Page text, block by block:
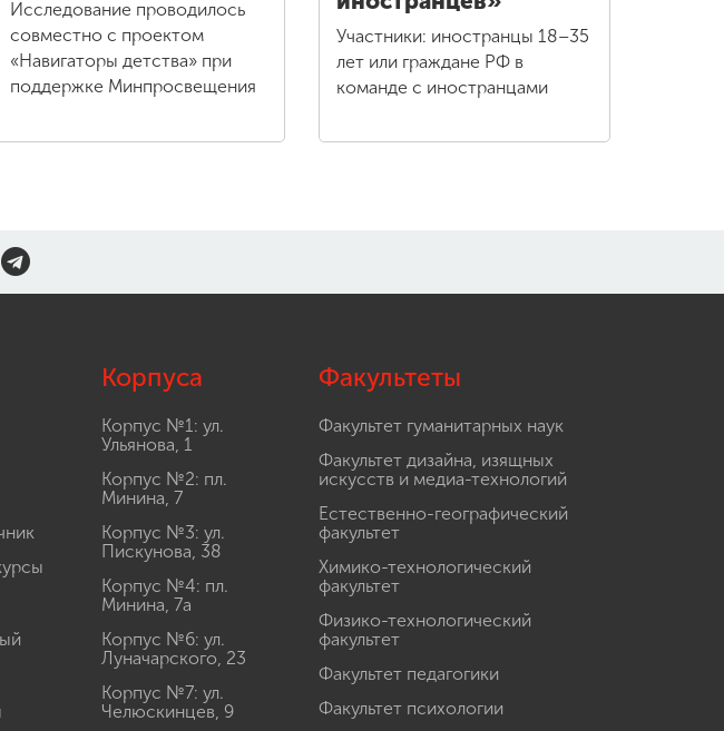
Исследование проводилось
совместно с проектом
«Навигаторы детства» при
поддержке Минпросвещения
Участники: иностранцы 18–35
лет или граждане РФ в
команде с иностранцами
Корпуса
Корпус №1: ул.
Ульянова, 1
Корпус №2: пл.
Минина, 7
Корпус №3: ул.
Пискунова, 38
Корпус №4: пл.
Минина, 7а
Корпус №6: ул.
Луначарского, 23
Корпус №7: ул.
Челюскинцев, 9
Факультеты
Факультет гуманитарных наук
Факультет дизайна, изящных
искусств и медиа-технологий
Естественно-географический
факультет
Химико-технологический
факультет
Физико-технологический
факультет
Факультет педагогики
Факультет психологии